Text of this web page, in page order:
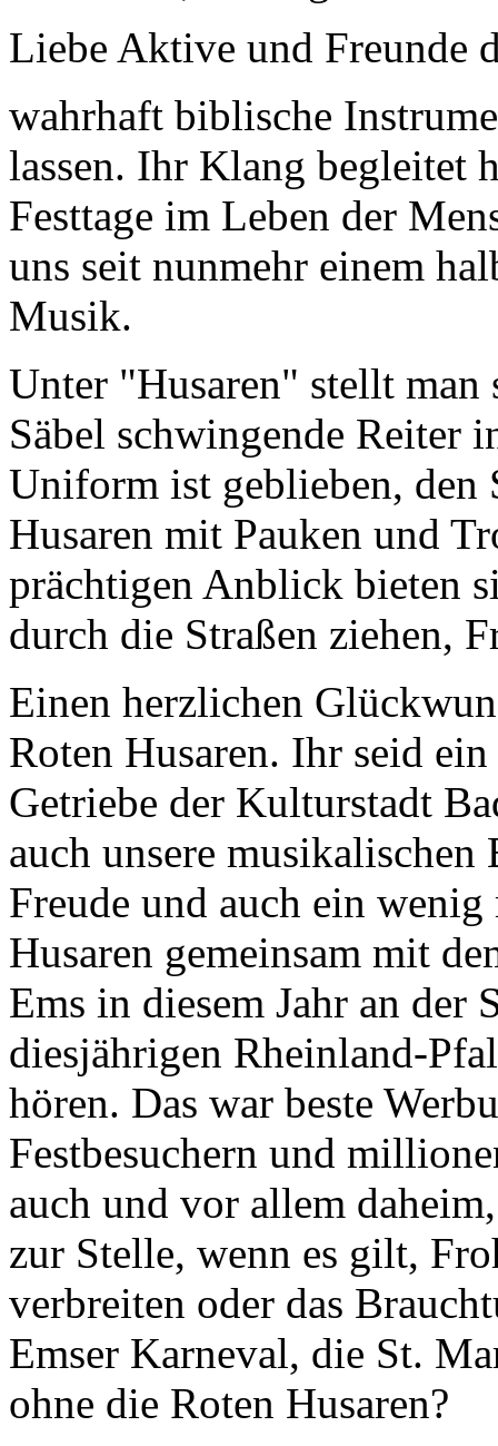
Liebe Aktive und Freunde
wahrhaft biblische
lassen. Ihr Klang begleitet
Festtage im Leben der
uns seit nunmehr einem
Musik.
Unter "Husaren" stellt man
Säbel schwingende Reiter
Uniform ist geblieben, den
Husaren mit Pauken und
prächtigen Anblick bieten
durch die Straßen ziehen,
Einen herzlichen
Roten Husaren. Ihr seid
Getriebe der Kulturstadt
auch unsere
Freude und auch ein
Husaren gemeinsam mit
Ems in diesem Jahr an der
diesjährigen Rheinland-
hören. Das war beste
Festbesuchern und
auch und vor allem
zur Stelle, wenn es gilt,
verbreiten oder das
Emser Karneval, die St.
ohne die Roten Husaren?